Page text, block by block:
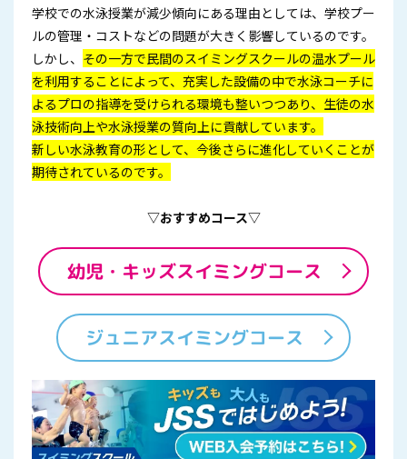
学校での水泳授業が減少傾向にある理由としては、学校プー
ルの管理・コストなどの問題が大きく影響しているのです。
しかし、 その一方で民間のスイミングスクールの温水プール
を利用することによって、充実した設備の中で水泳コーチに
よるプロの指導を受けられる環境も整いつつあり、生徒の水
泳技術向上や水泳授業の質向上に貢献しています。
新しい水泳教育の形として、今後さらに進化していくことが
期待されているのです。
▽おすすめコース▽
幼児・キッズスイミングコース
ジュニアスイミングコース